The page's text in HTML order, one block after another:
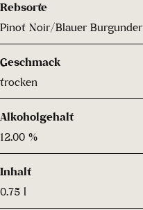
Rebsorte
Pinot Noir/Blauer Burgunder
Geschmack
trocken
Alkoholgehalt
12.00 %
Inhalt
0.75 l